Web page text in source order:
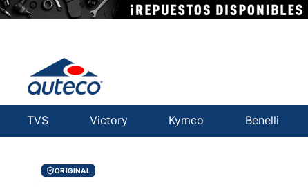
TVS Victory Kymco Benelli
ORIGINAL